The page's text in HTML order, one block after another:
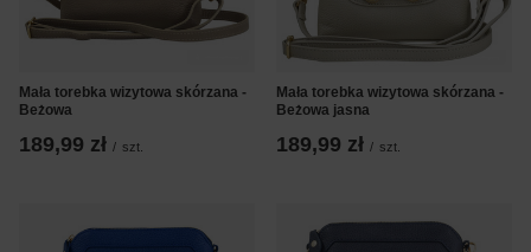
Mała torebka wizytowa skórzana -
Beżowa
189,99 zł / szt.
Mała torebka wizytowa skórzana -
Beżowa jasna
189,99 zł / szt.